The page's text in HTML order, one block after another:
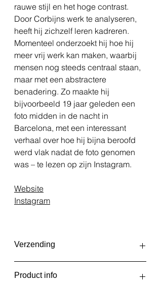
rauwe stijl en het hoge contrast.
Door Corbijns werk te analyseren,
heeft hij zichzelf leren kadreren.
Momenteel onderzoekt hij hoe hij
meer vrij werk kan maken, waarbij
mensen nog steeds centraal staan,
maar met een abstractere
benadering. Zo maakte hij
bijvoorbeeld 19 jaar geleden een
foto midden in de nacht in
Barcelona, met een interessant
verhaal over hoe hij bijna beroofd
werd vlak nadat de foto genomen
was – te lezen op zijn Instagram.
Website
Instagram
Verzending
weken, aan het begin en in het
Product info